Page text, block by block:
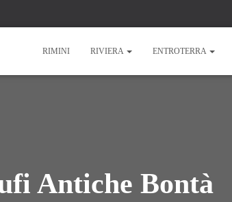
RIMINI RIVIERA ENTROTERRA
Antiche Bontà